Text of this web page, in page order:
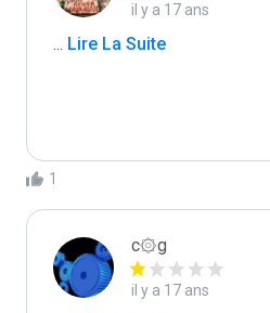
il y a 17 ans
... Lire La Suite
1
c۞g
il y a 17 ans